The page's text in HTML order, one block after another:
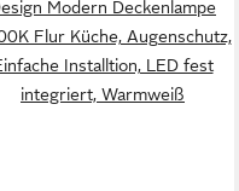
Modern Deckenlampe
Flur Küche, Augenschutz,
Installtion, LED fest
integriert, Warmweiß